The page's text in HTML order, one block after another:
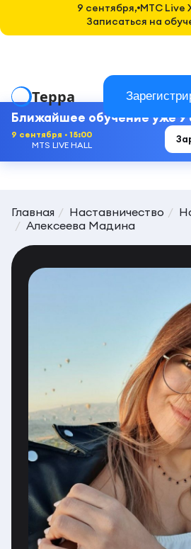
Терра
Ближайшее обучение уже 9
9 сентября · 15:00
MTS LIVE HALL
Главная Наставничество
Алексеева Мадина
9 сентября, MTC Live
Записаться на